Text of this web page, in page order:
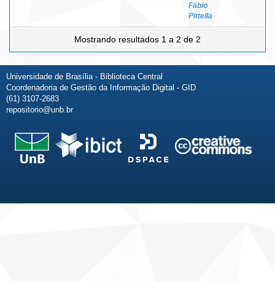
Fábio
Pittella
Mostrando resultados 1 a 2 de 2
Universidade de Brasília - Biblioteca Central
Coordenadoria de Gestão da Informação Digital - GID
(61) 3107-2683
repositorio@unb.br